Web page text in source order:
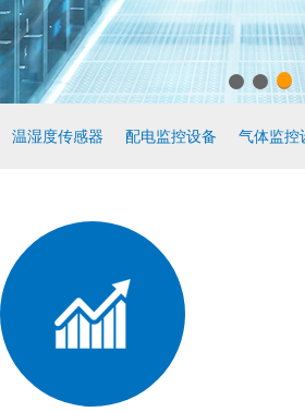
温湿度传感器 配电监控设备 气体监控